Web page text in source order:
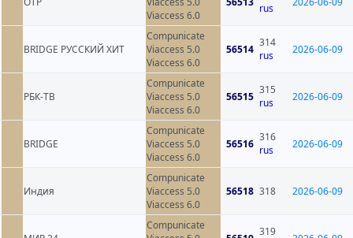
Viaccess 6.0
rus
BRIDGE РУССКИЙ ХИТ
Compunicate
Viaccess 5.0
Viaccess 6.0
56514
314
rus
2026-06-09
РБК-ТВ
Compunicate
Viaccess 5.0
Viaccess 6.0
56515
315
rus
2026-06-09
BRIDGE
Compunicate
Viaccess 5.0
Viaccess 6.0
56516
316
rus
2026-06-09
Индия
Compunicate
Viaccess 5.0
Viaccess 6.0
56518 318 2026-06-09
Compunicate
319